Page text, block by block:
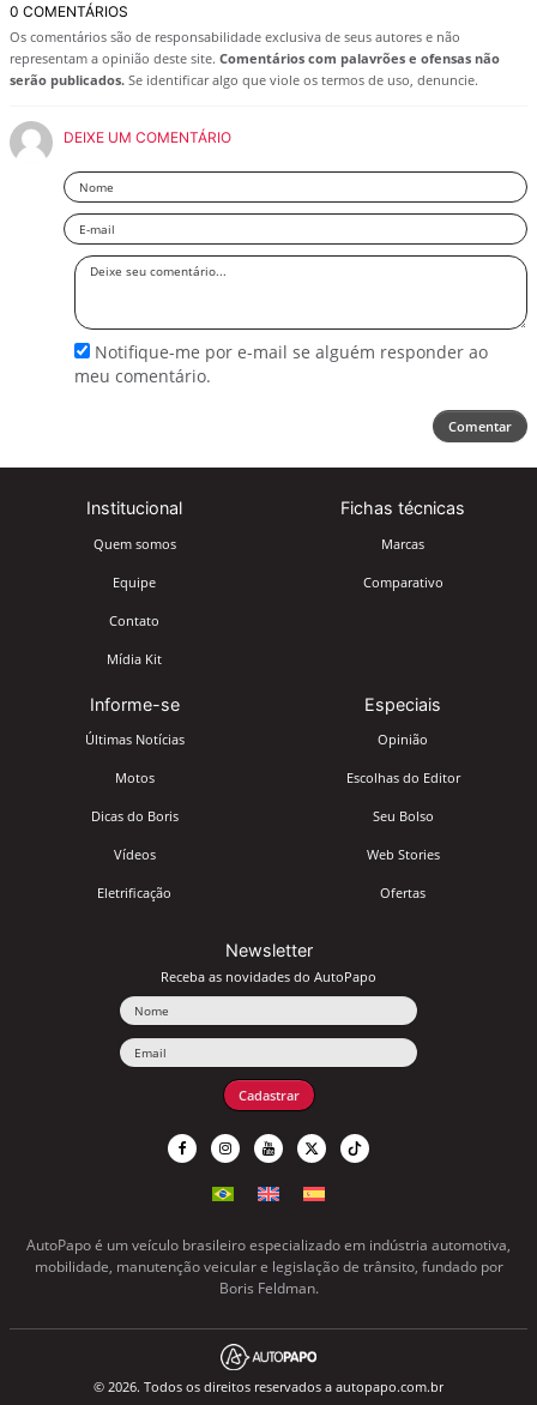
0 COMENTÁRIOS
Os comentários são de responsabilidade exclusiva de seus autores e não
representam a opinião deste site. Comentários com palavrões e ofensas não
serão publicados. Se identificar algo que viole os termos de uso, denuncie.
DEIXE UM COMENTÁRIO
Nome
Email
Deixe
Notifique-me por e-mail se alguém responder ao
meu comentário.
Comentar
Institucional
Quem somos
Equipe
Contato
Mídia Kit
Fichas técnicas
Marcas
Comparativo
Informe-se
Últimas Notícias
Motos
Dicas do Boris
Vídeos
Eletrificação
Especiais
Opinião
Escolhas do Editor
Seu Bolso
Web Stories
Ofertas
Newsletter
Receba as novidades do AutoPapo
Cadastrar
AutoPapo é um veículo brasileiro especializado em indústria automotiva,
mobilidade, manutenção veicular e legislação de trânsito, fundado por
Boris Feldman.
© 2026. Todos os direitos reservados a autopapo.com.br